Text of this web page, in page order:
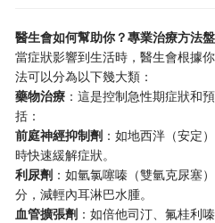
醫生會如何幫助你？專業治療方法
當症狀影響到生活時，醫生會根據
法可以分為以下幾大類：
藥物治療 ：這是控制急性期症狀和
括：
前庭神經抑制劑 ：如地西泮（安定
時快速緩解症狀。
利尿劑 ：如氫氯噻嗪（雙氫克尿塞
分，減輕內耳淋巴水腫。
血管擴張劑 ：如倍他司汀、氟桂利